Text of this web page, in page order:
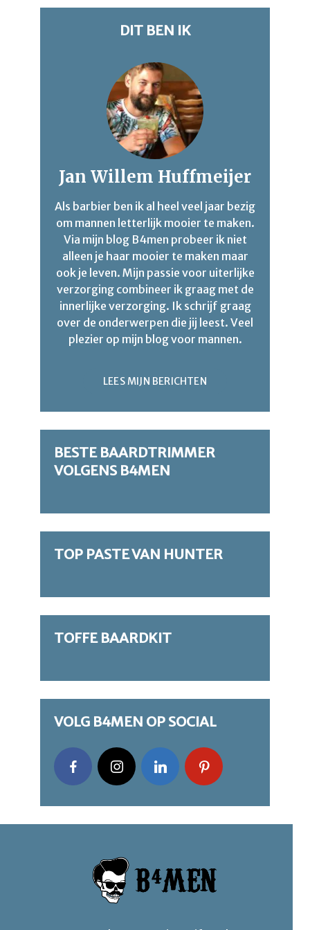
DIT BEN IK
Jan Willem Huffmeijer
Als barbier ben ik al heel veel jaar bezig
om mannen letterlijk mooier te maken.
Via mijn blog B4men probeer ik niet
alleen je haar mooier te maken maar
ook je leven. Mijn passie voor uiterlijke
verzorging combineer ik graag met de
innerlijke verzorging. Ik schrijf graag
over de onderwerpen die jij leest. Veel
plezier op mijn blog voor mannen.
LEES MIJN BERICHTEN
BESTE BAARDTRIMMER
VOLGENS B4MEN
TOP PASTE VAN HUNTER
TOFFE BAARDKIT
VOLG B4MEN OP SOCIAL